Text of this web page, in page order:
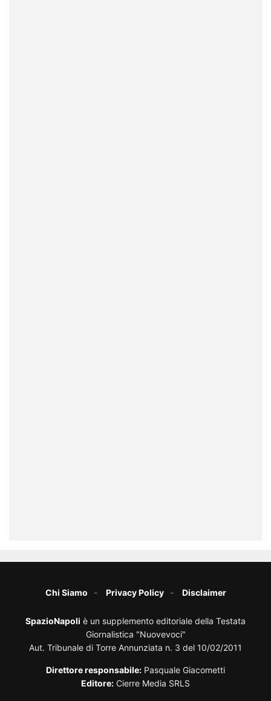
Chi Siamo Privacy Policy Disclaimer
SpazioNapoli è un supplemento editoriale della Testata
Giornalistica "Nuovevoci"
Aut. Tribunale di Torre Annunziata n. 3 del 10/02/2011
Direttore responsabile: Pasquale Giacometti
Editore: Cierre Media SRLS